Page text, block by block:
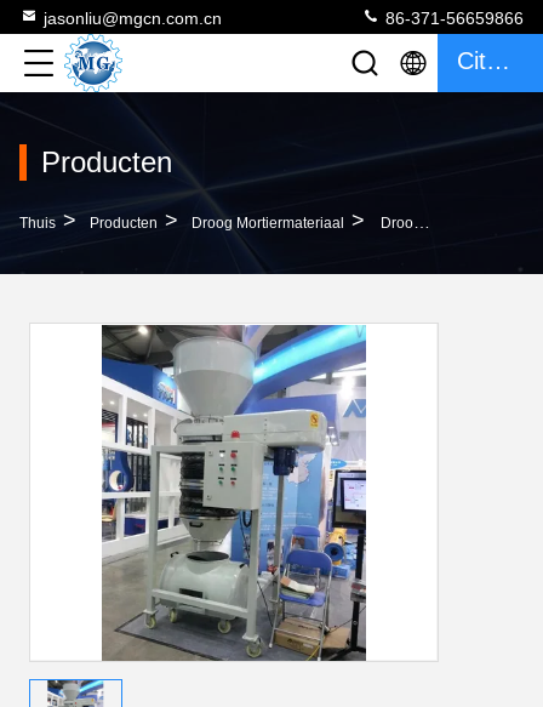
jasonliu@mgcn.com.cn 86-371-56659866
Citaat
Producten
Thuis > Producten > Droog Mortiermateriaal > Droog Het Systeemhandboek Van De Mortier Bulklading Voor Droge Poeder Verpakking